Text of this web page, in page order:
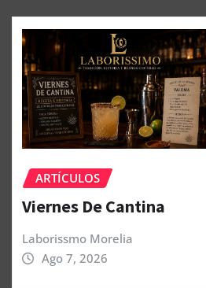
ARTÍCULOS
Viernes De Cantina
Laborissmo Morelia
Ago 7, 2026